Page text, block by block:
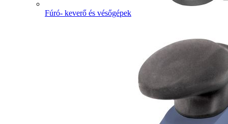
Fúró- keverő és vésőgépek